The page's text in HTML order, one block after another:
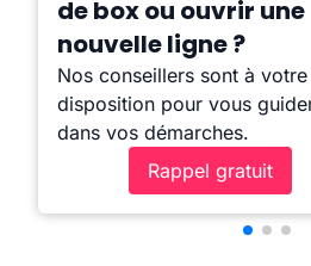
de box ou ouvrir une
nouvelle ligne ?
Nos conseillers sont à votre
disposition pour vous
dans vos démarches.
Rappel gratuit